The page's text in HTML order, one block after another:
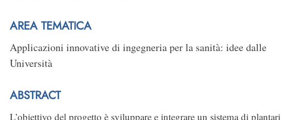
AREA TEMATICA
Applicazioni innovative di ingegneria per la sanità: idee dalle
Università
ABSTRACT
L’obiettivo del progetto è sviluppare e integrare un sistema di plantari